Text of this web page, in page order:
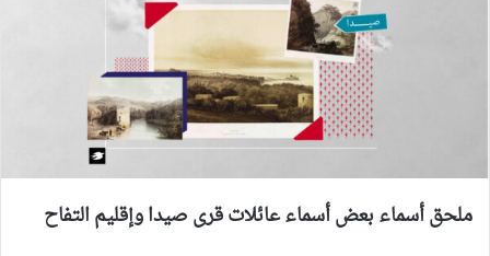
ملحق أسماء بعضأسماء عائلات قرى صيدا وإقليم التفاح